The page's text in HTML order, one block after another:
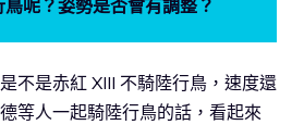
呢？姿勢是否會有調整？
不是赤紅 XIII 不騎陸行鳥，速度還
等人一起騎陸行鳥的話，看起來